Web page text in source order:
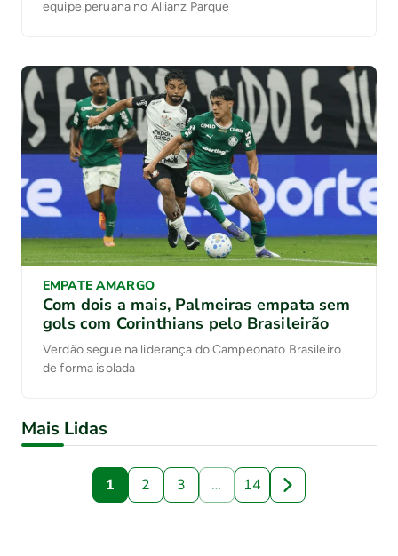
equipe peruana no Allianz Parque
EMPATE AMARGO
Com dois a mais, Palmeiras empata sem
gols com Corinthians pelo Brasileirão
Verdão segue na liderança do Campeonato Brasileiro
de forma isolada
Mais Lidas
1 2 3 … 14